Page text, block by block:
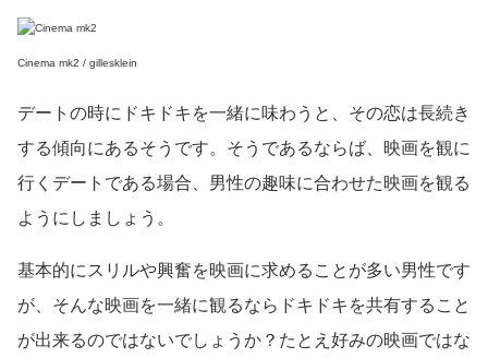
Cinema mk2 / gillesklein
デートの時にドキドキを一緒に味わうと、その恋は長続き
する傾向にあるそうです。そうであるならば、映画を観に
行くデートである場合、男性の趣味に合わせた映画を観る
ようにしましょう。
基本的にスリルや興奮を映画に求めることが多い男性です
が、そんな映画を一緒に観るならドキドキを共有すること
が出来るのではないでしょうか？たとえ好みの映画ではな